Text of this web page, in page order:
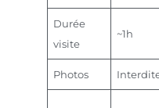
Durée
visite
~1h
Photos